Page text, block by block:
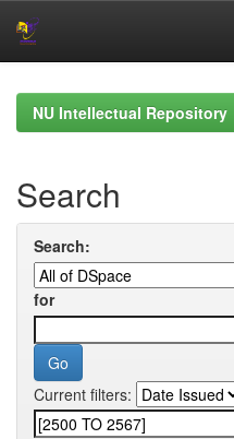
navigationNU Intellectual Repository
Search
Search:
for
Current filters: